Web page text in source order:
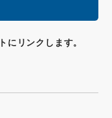
にリンクします。